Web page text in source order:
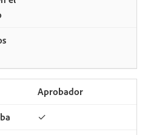
Aprobador
✓